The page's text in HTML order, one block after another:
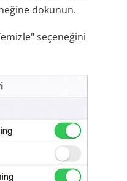
dokunun.
seçeneğini